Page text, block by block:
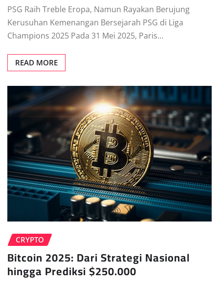
PSG Raih Treble Eropa, Namun Rayakan Berujung
Kerusuhan Kemenangan Bersejarah PSG di Liga
Champions 2025 Pada 31 Mei 2025, Paris…
READ MORE
CRYPTO
Bitcoin 2025: Dari Strategi Nasional
hingga Prediksi $250.000